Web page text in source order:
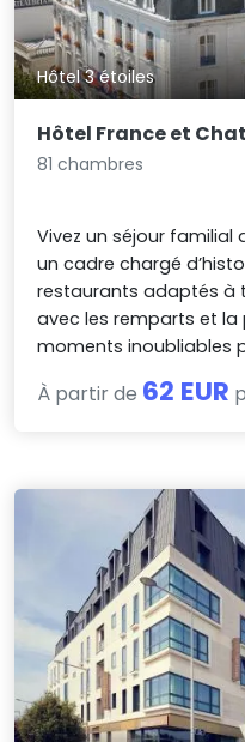
Hôtel 3 étoiles
Hôtel France et
81 chambres
Vivez un séjour
un cadre chargé
restaurants adaptés à
avec les remparts et
moments inoubliables
À partir de 62 EUR